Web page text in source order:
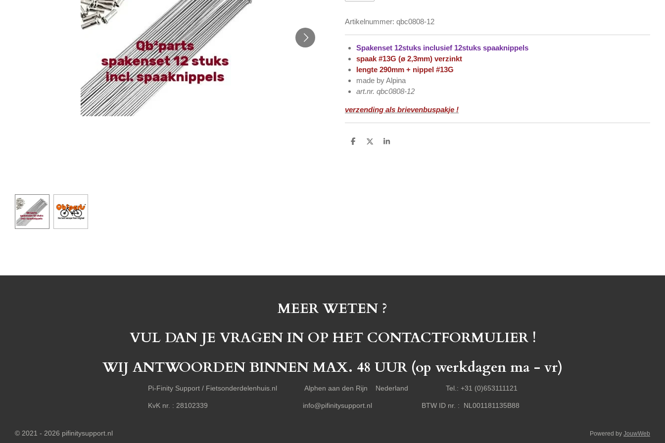
Artikelnummer: qbc0808-12
Spakenset 12stuks inclusief 12stuks spaaknippels
spaak #13G (ø 2,3mm) verzinkt
lengte 290mm + nippel #13G
made by Alpina
art.nr. qbc0808-12
verzending als brievenbuspakje !
D
D
S
MEER WETEN ?
VUL DAN JE VRAGEN IN OP HET CONTACTFORMULIER !
WIJ ANTWOORDEN BINNEN MAX. 48 UUR (op werkdagen ma - vr)
Pi-Finity Support / Fietsonderdelenhuis.nl Alphen aan den Rijn Nederland Tel.: +31 (0)653111121
KvK nr. : 28102339 info@pifinitysupport.nl BTW ID nr. : NL001181135B88
© 2021 - 2026 pifinitysupport.nl Powered by JouwWeb